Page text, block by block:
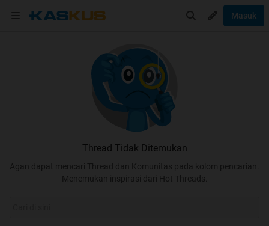
Masuk
Thread Tidak Ditemukan
Agan dapat mencari Thread dan Komunitas pada kolom pencarian.
Menemukan inspirasi dari Hot Threads.